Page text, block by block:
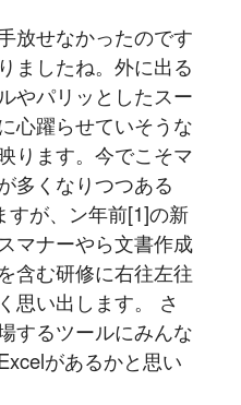
放せなかったのです
ましたね。外に出る
やパリッとしたスー
心躍らせていそうな
ります。今でこそマ
多くなりつつある
すが、ン年前[1]の新
マナーやら文書作成
含む研修に右往左往
思い出します。 さ
するツールにみんな
があるかと思い